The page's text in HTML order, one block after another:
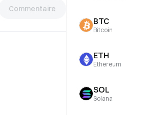
Commentaire
BTC
Bitcoin
ETH
Ethereum
SOL
Solana